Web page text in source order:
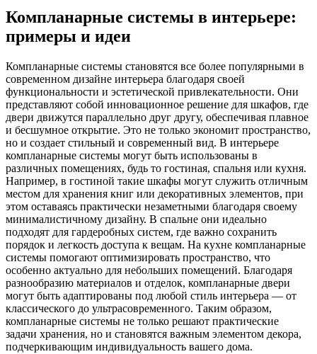
Компланарные системы в интерьере:
примеры и идеи
Компланарные системы становятся все более популярными в
современном дизайне интерьера благодаря своей
функциональности и эстетической привлекательности. Они
представляют собой инновационное решение для шкафов, где
двери движутся параллельно друг другу, обеспечивая плавное
и бесшумное открытие. Это не только экономит пространство,
но и создает стильный и современный вид. В интерьере
компланарные системы могут быть использованы в
различных помещениях, будь то гостиная, спальня или кухня.
Например, в гостиной такие шкафы могут служить отличным
местом для хранения книг или декоративных элементов, при
этом оставаясь практически незаметными благодаря своему
минималистичному дизайну. В спальне они идеально
подходят для гардеробных систем, где важно сохранить
порядок и легкость доступа к вещам. На кухне компланарные
системы помогают оптимизировать пространство, что
особенно актуально для небольших помещений. Благодаря
разнообразию материалов и отделок, компланарные двери
могут быть адаптированы под любой стиль интерьера — от
классического до ультрасовременного. Таким образом,
компланарные системы не только решают практические
задачи хранения, но и становятся важным элементом декора,
подчеркивающим индивидуальность вашего дома.